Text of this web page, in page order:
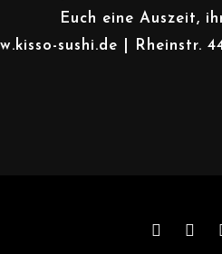
Euch eine Auszeit,
sushi.de | Rheinstr.